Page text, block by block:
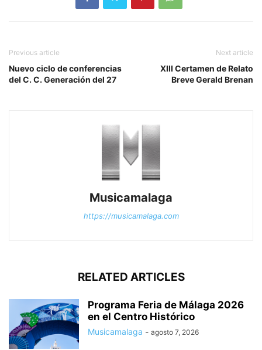
Previous article
Nuevo ciclo de conferencias
del C. C. Generación del 27
Next article
XIII Certamen de Relato
Breve Gerald Brenan
Musicamalaga
https://musicamalaga.com
RELATED ARTICLES
Programa Feria de Málaga 2026
en el Centro Histórico
Musicamalaga - agosto 7, 2026